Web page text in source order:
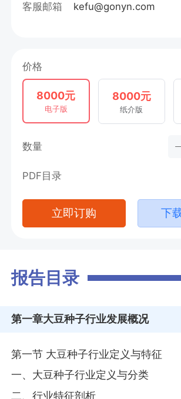
客服邮箱 kefu@gonyn.com
价格
8000元
电子版
8000元
纸介版
数量
PDF目录
立即订购 下
报告目录
第一章大豆种子行业发展概况
第一节 大豆种子行业定义与特征
一、大豆种子行业定义与分类
二、行业特征剖析